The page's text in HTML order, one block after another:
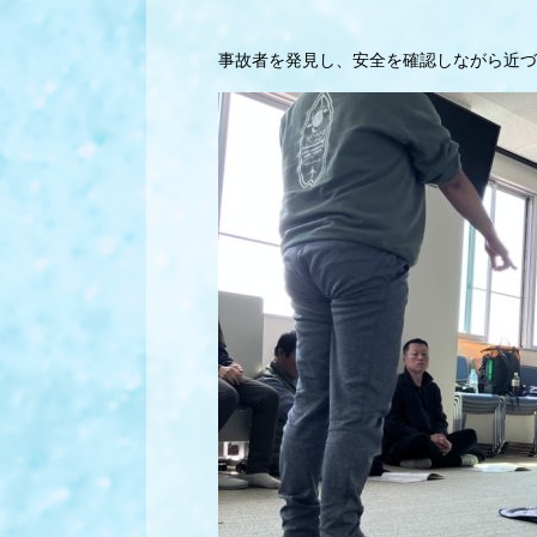
事故者を発見し、安全を確認しながら近